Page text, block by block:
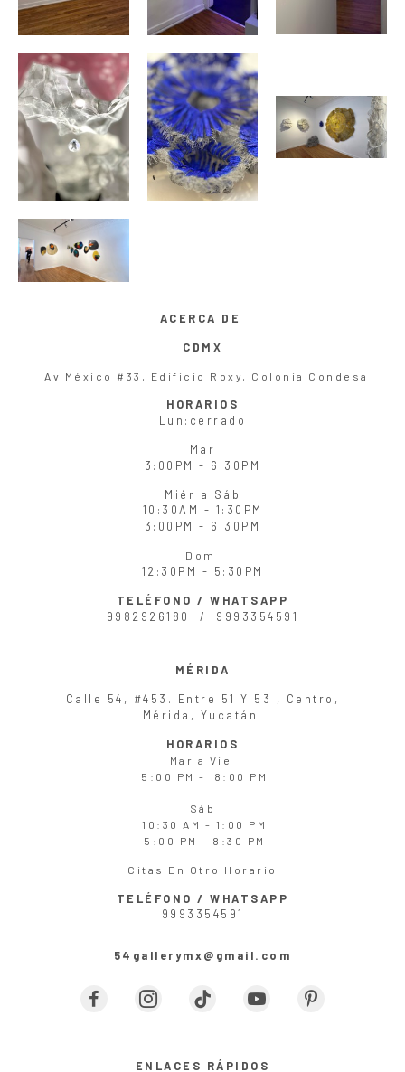
ACERCA DE
CDMX
Av México #33, Edificio Roxy, Colonia Condesa
HORARIOS
Lun :cerrado
Mar
3:00PM - 6:30PM
Miér a
Sáb
10:30AM - 1:30PM
3:00PM - 6:30PM
Dom
12:30PM - 5:30PM
TELÉFONO / WHATSAPP
9982926180 / 9993354591
MÉRIDA
Calle 54, #453. Entre 51 Y 53 , Centro,
Mérida, Yucatán.
HORARIOS
Mar a Vie
5:00 PM - 8:00 PM
Sáb
10:30 AM - 1:00 PM
5:00 PM - 8:30 PM
Citas En Otro Horario
TELÉFONO / WHATSAPP
9993354591
54gallerymx@gmail.com
ENLACES RÁPIDOS